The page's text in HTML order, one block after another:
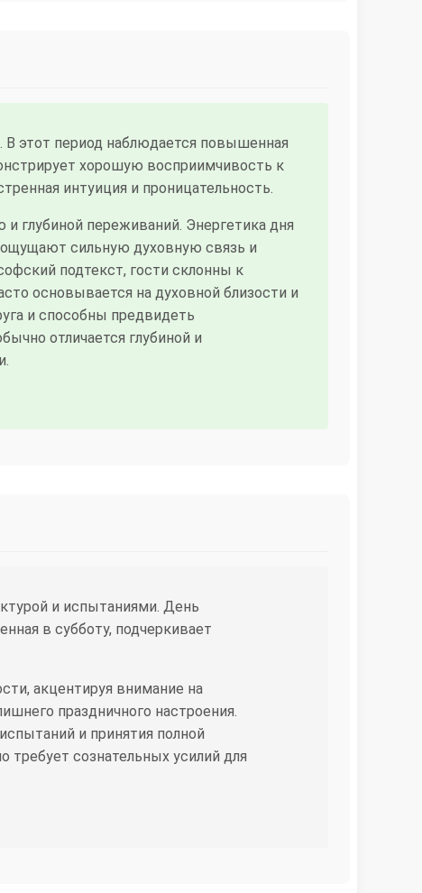
этот период наблюдается повышенная
хорошую восприимчивость к
интуиция и проницательность.
глубиной переживаний. Энергетика дня
сильную духовную связь и
подтекст, гости склонны к
основывается на духовной близости и
и способны предвидеть
отличается глубиной и
и испытаниями. День
в субботу, подчеркивает
акцентируя внимание на
праздничного настроения.
и принятия полной
сознательных усилий для